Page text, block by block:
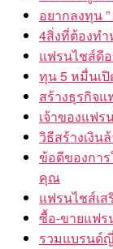
อยากลงทุน
4สิ่งที่ต้องท
แฟรนไชส์ดี
ทุน 5 หมื่นเ
สร้างธุรกิจแ
เจ้าของแฟร
วิธีสร้างเงิ
ข้อดีของกา
คุณ
แฟรนไชส์เ
ซื้อ-ขายแฟร
รวมแบรนด์